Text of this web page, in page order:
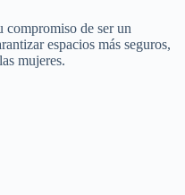
compromiso de ser un
espacios más seguros,
mujeres.